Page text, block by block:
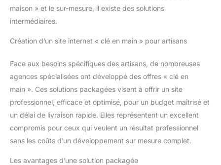
maison » et le sur-mesure, il existe des solutions
intermédiaires.
Création d’un site internet « clé en main » pour artisans
Face aux besoins spécifiques des artisans, de nombreuses
agences spécialisées ont développé des offres « clé en
main ». Ces solutions packagées visent à offrir un site
professionnel, efficace et optimisé, pour un budget maîtrisé et
un délai de livraison rapide. Elles représentent un excellent
compromis pour ceux qui veulent un résultat professionnel
sans les coûts d’un développement sur mesure complet.
Les avantages d’une solution packagée